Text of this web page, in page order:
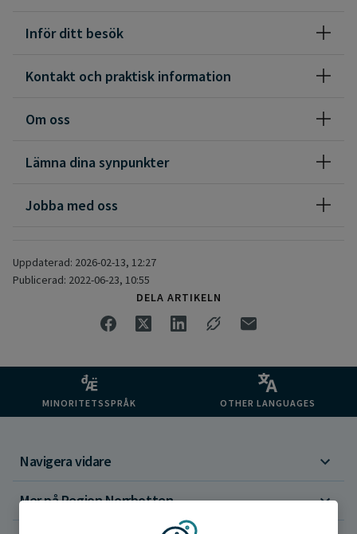
Inför ditt besök
Kontakt och praktisk information
Om oss
Lämna dina synpunkter
Jobba med oss
Uppdaterad: 2026-02-13, 12:27
Publicerad: 2022-06-23, 10:55
DELA ARTIKELN
MINORITETSSPRÅK OTHER LANGUAGES
Navigera vidare
Mer på Region Norrbotten